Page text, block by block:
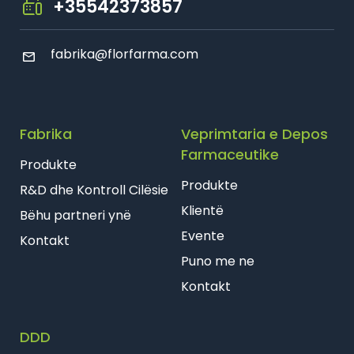
Farmaci Dite E Nate 29, Tiranë
Farmaci Dite E Nate 32, Tiranë
Farmaci Dite E Nate 37, Tiranë
Farmaci Dite E Nate 40, Tiranë
Farmaci Vip, Tiranë
+35542373857
fabrika@florfarma.com
Fabrika
Produkte
R&D dhe Kontroll Cilësie
Bëhu partneri ynë
Kontakt
Veprimtaria e Depos
Farmaceutike
Produkte
Klientë
Evente
Puno me ne
Kontakt
DDD